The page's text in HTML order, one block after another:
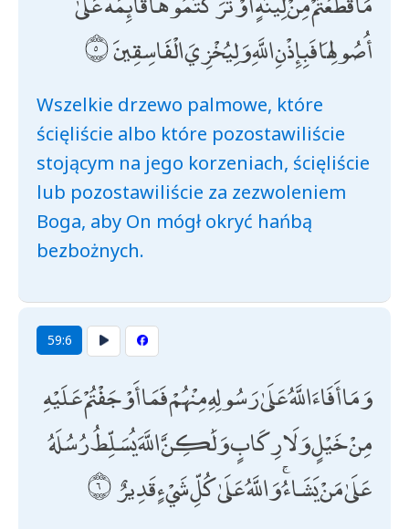
أُصُولِهَا فَبِإِذْنِ اللَّهِ وَلِيُخْزِيَ الْفَاسِقِينَ
Wszelkie drzewo palmowe, które
ścięliście albo które pozostawiliście
stojącym na jego korzeniach, ścięliście
lub pozostawiliście za zezwoleniem
Boga, aby On mógł okryć hańbą
bezbożnych.
59:6
وَمَا أَفَاءَ اللَّهُ عَلَىٰ رَسُولِهِ مِنْهُمْ فَمَا أَوْجَفْتُمْ عَلَيْهِ
مِنْ خَيْلٍ وَلَا رِكَابٍ وَلَٰكِنَّ اللَّهَ يُسَلِّطُ رُسُلَهُ
عَلَىٰ مَنْ يَشَاءُ ۚ وَاللَّهُ عَلَىٰ كُلِّ شَيْءٍ قَدِيرٌ